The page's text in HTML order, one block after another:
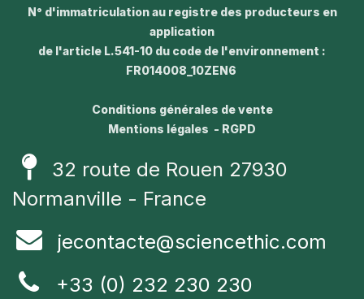
N° d'immatriculation au registre des producteurs en
application
de l'article L.541-10 du code de l'environnement :
FR014008_10ZEN6
Conditions générales de vente
Mentions légales - RGPD
32 route de Rouen 27930
Normanville - France
jecontacte@sciencethic.com
+33 (0) 232 230 230